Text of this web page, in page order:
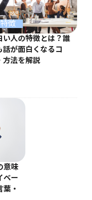
特徴
い人の特徴とは？誰
話が面白くなるコ
方法を解説
意味
ベー
葉・